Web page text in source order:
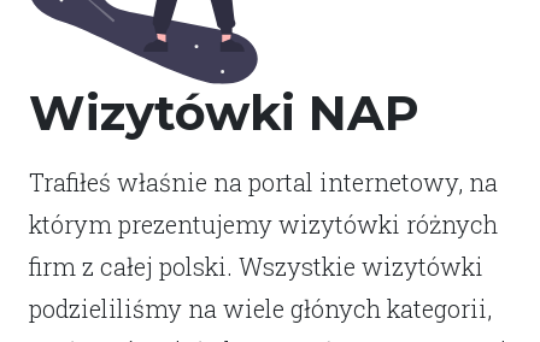
Wizytówki NAP
Trafiłeś właśnie na portal internetowy, na
którym prezentujemy wizytówki różnych
firm z całej polski. Wszystkie wizytówki
podzieliliśmy na wiele głónych kategorii,